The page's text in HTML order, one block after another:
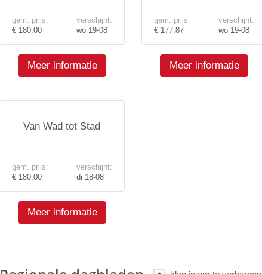
gem. prijs:
€ 180,00
verschijnt:
wo 19-08
Meer informatie
gem. prijs:
€ 177,87
verschijnt:
wo 19-08
Meer informatie
Van Wad tot Stad
gem. prijs:
€ 180,00
verschijnt:
di 18-08
Meer informatie